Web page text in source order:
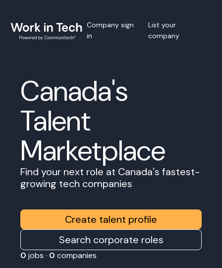
Company sign
in
List your
company
Canada's
Talent
Marketplace
Find your next role at Canada's fastest-
growing tech companies
Create talent profile
Search corporate roles
0 jobs · 0 companies